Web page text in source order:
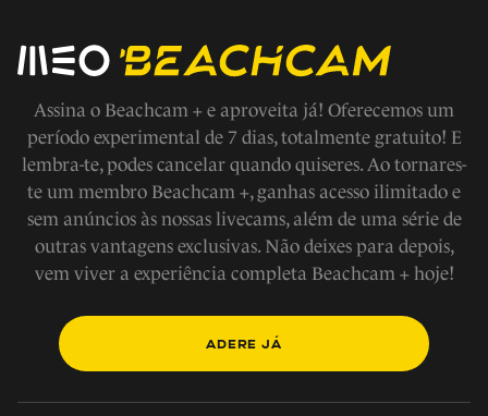
Assina o Beachcam + e aproveita já! Oferecemos um
período experimental de 7 dias, totalmente gratuito! E
lembra-te, podes cancelar quando quiseres. Ao tornares-
te um membro Beachcam +, ganhas acesso ilimitado e
sem anúncios às nossas livecams, além de uma série de
outras vantagens exclusivas. Não deixes para depois,
vem viver a experiência completa Beachcam + hoje!
ADERE JÁ